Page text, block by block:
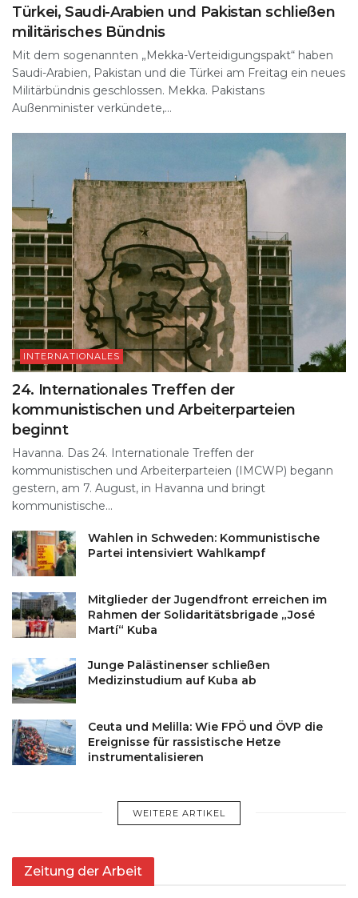
Türkei, Saudi-Arabien und Pakistan schließen
militärisches Bündnis
Mit dem sogenannten „Mekka-Verteidigungspakt“ haben
Saudi-Arabien, Pakistan und die Türkei am Freitag ein neues
Militärbündnis geschlossen. Mekka. Pakistans
Außenminister verkündete,...
INTERNATIONALES
24. Internationales Treffen der
kommunistischen und Arbeiterparteien
beginnt
Havanna. Das 24. Internationale Treffen der
kommunistischen und Arbeiterparteien (IMCWP) begann
gestern, am 7. August, in Havanna und bringt
kommunistische...
Wahlen in Schweden: Kommunistische
Partei intensiviert Wahlkampf
Mitglieder der Jugendfront erreichen im
Rahmen der Solidaritätsbrigade „José
Martí“ Kuba
Junge Palästinenser schließen
Medizinstudium auf Kuba ab
Ceuta und Melilla: Wie FPÖ und ÖVP die
Ereignisse für rassistische Hetze
instrumentalisieren
WEITERE ARTIKEL
Zeitung der Arbeit